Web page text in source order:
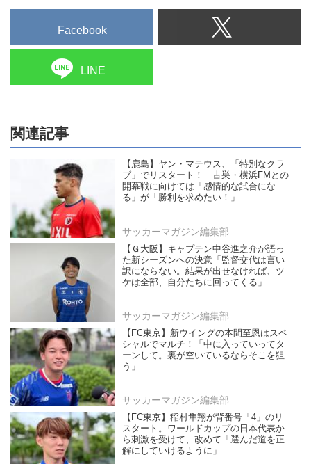
Facebook
LINE
関連記事
【鹿島】ヤン・マテウス、「特別なクラ
ブ」でリスタート！ 古巣・横浜FMとの
開幕戦に向けては「感情的な試合にな
る」が「勝利を求めたい！」
サッカーマガジン編集部
【Ｇ大阪】キャプテン中谷進之介が語っ
た新シーズンへの決意「監督交代は言い
訳にならない。結果が出せなければ、ツ
ケは全部、自分たちに回ってくる」
サッカーマガジン編集部
【FC東京】新ウイングの本間至恩はスペ
シャルでマルチ！「中に入っていってタ
ーンして。裏が空いているならそこを狙
う」
サッカーマガジン編集部
【FC東京】稲村隼翔が背番号「4」のリ
スタート。ワールドカップの日本代表か
ら刺激を受けて、改めて「選んだ道を正
解にしていけるように」